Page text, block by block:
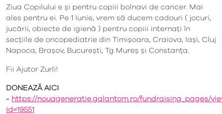
Ziua Copilului e și pentru copiii bolnavi de cancer. Mai
ales pentru ei. Pe 1 Iunie, vrem să ducem cadouri ( jocuri,
jucării, obiecte de igienă ) pentru copiii internați în
secțiile de oncopediatrie din Timișoara, Craiova, Iași, Cluj
Napoca, Brașov, București, Tg Mureș și Constanța.
Fii Ajutor Zurli!
DONEAZĂ AICI
- https://nouageneratie.galantom.ro/fundraising_pages/
id=19551